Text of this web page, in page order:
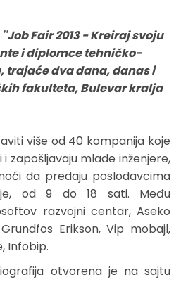
Fair 2013 - Kreiraj svoju
i diplomce tehničko-
trajaće dva dana, danas i
fakulteta, Bulevar kralja
više od 40 kompanija koje
i zapošljavaju mlade inženjere,
da predaju poslodavcima
od 9 do 18 sati. Među
razvojni centar, Aseko
Erikson, Vip mobajl,
Infobip.
otvorena je na sajtu